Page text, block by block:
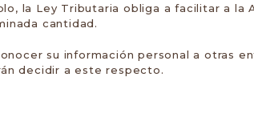
la Ley Tributaria obliga a facilitar a la
cantidad.
su información personal a otras
decidir a este respecto.